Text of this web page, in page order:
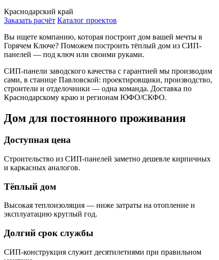
Краснодарский край
Заказать расчёт Каталог проектов
Вы ищете компанию, которая построит дом вашей мечты в
Горячем Ключе? Поможем построить тёплый дом из СИП-
панелей — под ключ или своими руками.
СИП-панели заводского качества с гарантией мы производим
сами, в станице Павловской: проектировщики, производство,
строители и отделочники — одна команда. Доставка по
Краснодарскому краю и регионам ЮФО/СКФО.
Дом для постоянного проживания
Доступная цена
Строительство из СИП-панелей заметно дешевле кирпичных
и каркасных аналогов.
Тёплый дом
Высокая теплоизоляция — ниже затраты на отопление и
эксплуатацию круглый год.
Долгий срок службы
СИП-конструкция служит десятилетиями при правильном